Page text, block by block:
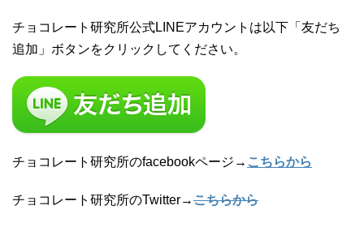
チョコレート研究所公式LINEアカウントは以下「友だち
追加」ボタンをクリックしてください。
チョコレート研究所のfacebookページ→ こちらから
チョコレート研究所のTwitter→こちらから